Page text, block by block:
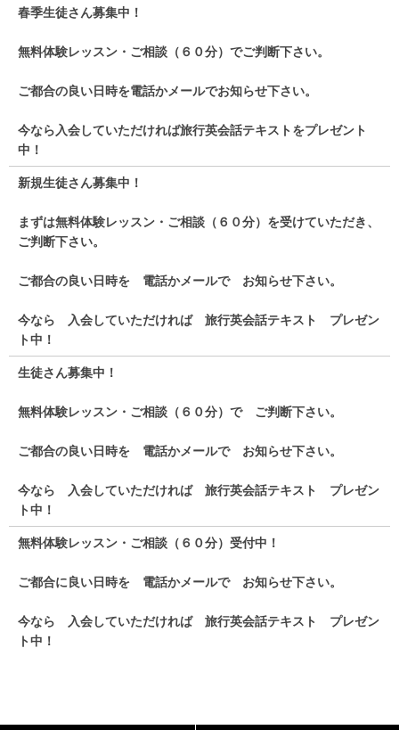
春季生徒さん募集中！
無料体験レッスン・ご相談（６０分）でご判断下さい。
ご都合の良い日時を電話かメールでお知らせ下さい。
今なら入会していただければ旅行英会話テキストをプレゼント
中！
新規生徒さん募集中！
まずは無料体験レッスン・ご相談（６０分）を受けていただき、
ご判断下さい。
ご都合の良い日時を 電話かメールで お知らせ下さい。
今なら 入会していただければ 旅行英会話テキスト プレゼン
ト中！
生徒さん募集中！
無料体験レッスン・ご相談（６０分）で ご判断下さい。
ご都合の良い日時を 電話かメールで お知らせ下さい。
今なら 入会していただければ 旅行英会話テキスト プレゼン
ト中！
無料体験レッスン・ご相談（６０分）受付中！
ご都合に良い日時を 電話かメールで お知らせ下さい。
今なら 入会していただければ 旅行英会話テキスト プレゼン
ト中！